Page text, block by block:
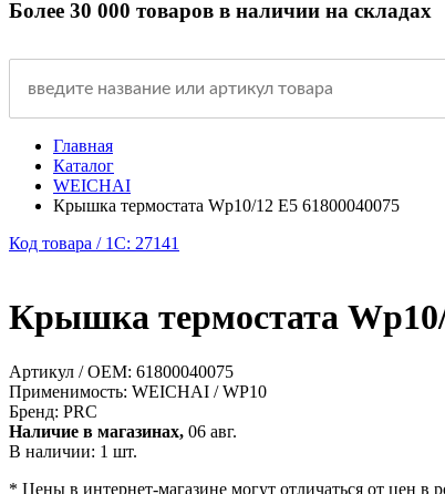
Более 30 000 товаров в наличии на складах
Главная
Каталог
WEICHAI
Крышка термостата Wp10/12 Е5 61800040075
Код товара / 1C: 27141
Крышка термостата
Артикул / OEM: 61800040075
Применимость: WEICHAI / WP10
Бренд: PRC
Наличие в магазинах, 06 авг.
В наличии: 1 шт.
* Цены в интернет-магазине могут отличаться от цен в